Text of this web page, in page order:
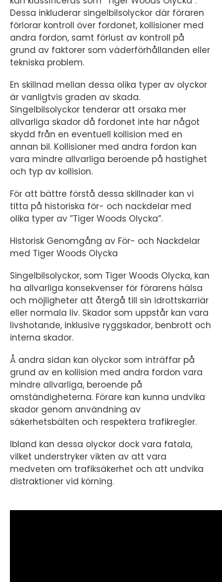
Dessa inkluderar singelbilsolyckor där föraren
förlorar kontroll över fordonet, kollisioner med
andra fordon, samt förlust av kontroll på
grund av faktorer som väderförhållanden eller
tekniska problem.
En skillnad mellan dessa olika typer av olyckor
är vanligtvis graden av skada.
Singelbilsolyckor tenderar att orsaka mer
allvarliga skador då fordonet inte har något
skydd från en eventuell kollision med en
annan bil. Kollisioner med andra fordon kan
vara mindre allvarliga beroende på hastighet
och typ av kollision.
För att bättre förstå dessa skillnader kan vi
titta på historiska för- och nackdelar med
olika typer av ”Tiger Woods Olycka”.
Historisk Genomgång av För- och Nackdelar
med Tiger Woods Olycka
Singelbilsolyckor, som Tiger Woods Olycka, kan
ha allvarliga konsekvenser för förarens hälsa
och möjligheter att återgå till sin idrottskarriär
eller normala liv. Skador som uppstår kan vara
livshotande, inklusive ryggskador, benbrott och
interna skador.
Å andra sidan kan olyckor som inträffar på
grund av en kollision med andra fordon vara
mindre allvarliga, beroende på
omständigheterna. Förare kan kunna undvika
skador genom användning av
säkerhetsbälten och respektera trafikregler.
Ibland kan dessa olyckor dock vara fatala,
vilket understryker vikten av att vara
medveten om trafiksäkerhet och att undvika
distraktioner vid körning.